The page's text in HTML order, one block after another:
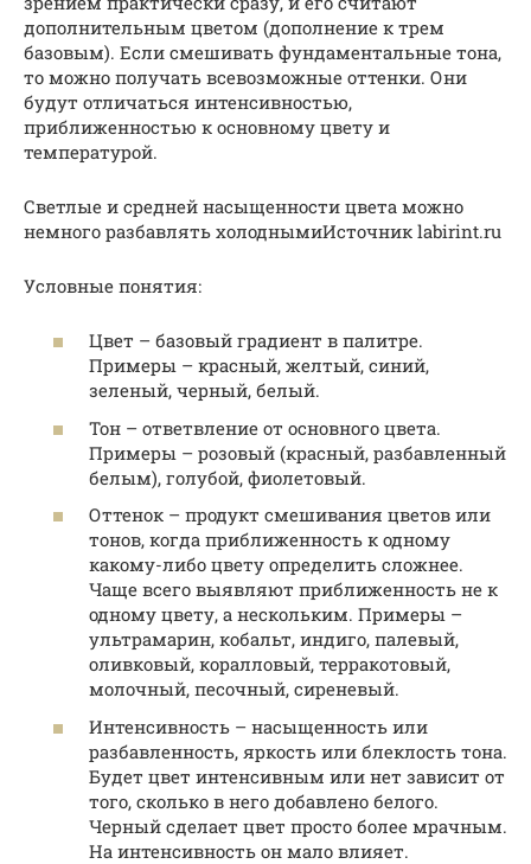
дополнительным цветом (дополнение к трем
базовым). Если смешивать фундаментальные тона,
то можно получать всевозможные оттенки. Они
будут отличаться интенсивностью,
приближенностью к основному цвету и
температурой.
Светлые и средней насыщенности цвета можно
немного разбавлять холоднымиИсточник labirint.ru
Условные понятия:
Цвет – базовый градиент в палитре.
Примеры – красный, желтый, синий,
зеленый, черный, белый.
Тон – ответвление от основного цвета.
Примеры – розовый (красный, разбавленный
белым), голубой, фиолетовый.
Оттенок – продукт смешивания цветов или
тонов, когда приближенность к одному
какому-либо цвету определить сложнее.
Чаще всего выявляют приближенность не к
одному цвету, а нескольким. Примеры –
ультрамарин, кобальт, индиго, палевый,
оливковый, коралловый, терракотовый,
молочный, песочный, сиреневый.
Интенсивность – насыщенность или
разбавленность, яркость или блеклость тона.
Будет цвет интенсивным или нет зависит от
того, сколько в него добавлено белого.
Черный сделает цвет просто более мрачным.
На интенсивность он мало влияет.